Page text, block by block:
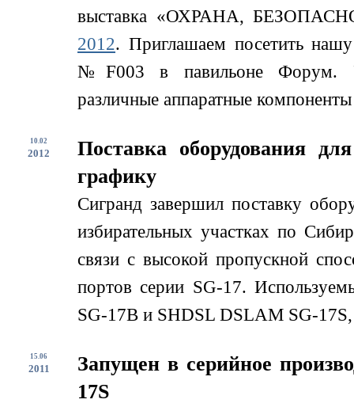
выставка «ОХРАНА,
2012. Приглашаем посетить нашу
№F003 в павильоне Форум.
различные аппаратные
10.02
2012
Поставка оборудования
графику
Сигранд завершил поставку
избирательных участках по
связи с высокой пропускной
портов серии SG-17.
SG-17B и SHDSL DSLAM SG-
15.06
2011
Запущен в серийное
17S